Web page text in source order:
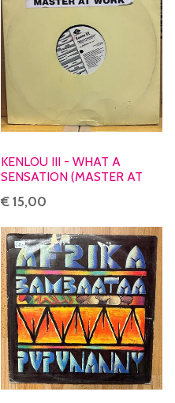
KENLOU III - WHAT A
SENSATION (MASTER AT
€ 15,00